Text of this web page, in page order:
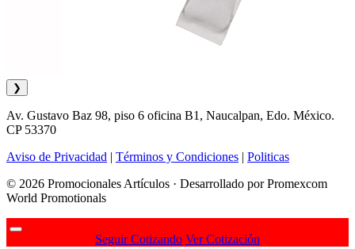
❯
Av. Gustavo Baz 98, piso 6 oficina B1, Naucalpan, Edo. México.
CP 53370
Aviso de Privacidad | Términos y Condiciones | Politicas
© 2026 Promocionales Artículos · Desarrollado por Promexcom
World Promotionals
Seguir Cotizando Ver Cotización